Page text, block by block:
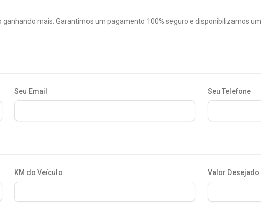
mais. Garantimos um pagamento 100% seguro e disponibilizamos
Seu Email Seu Telefone
KM do Veículo Valor Desejado